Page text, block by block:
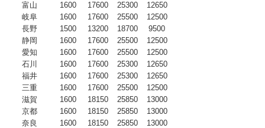
富山
1600 17600 25300
12650
岐阜
1600 17600 25500
12500
長野
1500 13200 18700
9500
静岡
1600 17600 25500
12500
愛知
1600 17600 25500
12500
石川
1600 17600 25300
12650
福井
1600 17600 25300
12650
三重
1600 17600 25500
12500
滋賀
1600 18150 25850
13000
京都
1600 18150 25850
13000
奈良
1600 18150 25850
13000